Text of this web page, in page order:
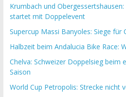
Krumbach und
startet mit Doppelevent
Supercup Massi Banyoles: Siege für
Halbzeit beim Andalucia Bike Race:
Chelva: Schweizer Doppelsieg beim
Saison
World Cup Petropolis: Strecke nicht